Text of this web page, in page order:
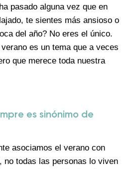
pasado alguna vez que en
te sientes más ansioso o
del año? No eres el único.
es un tema que a veces
que merece toda nuestra
es sinónimo de
asociamos el verano con
no todas las personas lo viven